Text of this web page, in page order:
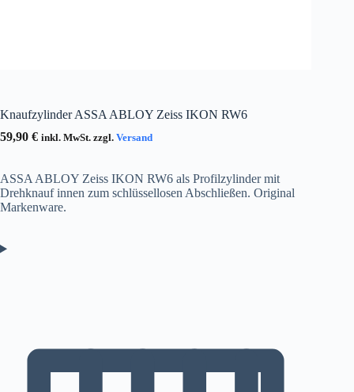
Knaufzylinder ASSA ABLOY Zeiss IKON RW6
59,90 € inkl. MwSt. zzgl. Versand
ASSA ABLOY Zeiss IKON RW6 als Profilzylinder mit
Drehknauf innen zum schlüssellosen Abschließen. Original
Markenware.